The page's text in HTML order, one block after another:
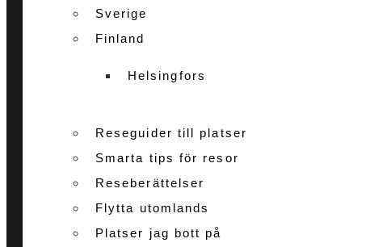
Sverige
Finland
Helsingfors
Reseguider till platser
Smarta tips för resor
Reseberättelser
Flytta utomlands
Platser jag bott på